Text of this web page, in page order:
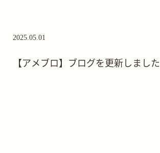
2025.05.01
【アメブロ】ブログを更新しました